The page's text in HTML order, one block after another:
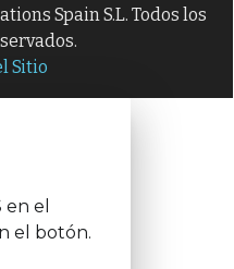
Spain S.L. Todos los
Sitio
el
el botón.